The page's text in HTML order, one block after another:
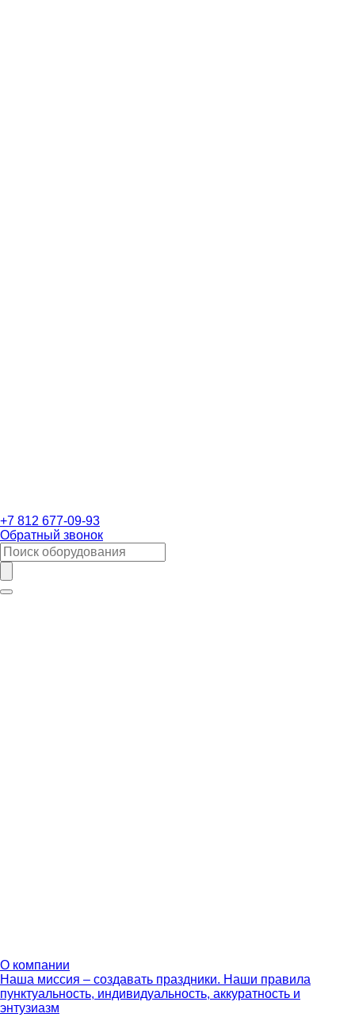
+7 812 677-09-93
Обратный звонок
О компании
Наша миссия – создавать праздники. Наши правила
пунктуальность, индивидуальность, аккуратность и
энтузиазм